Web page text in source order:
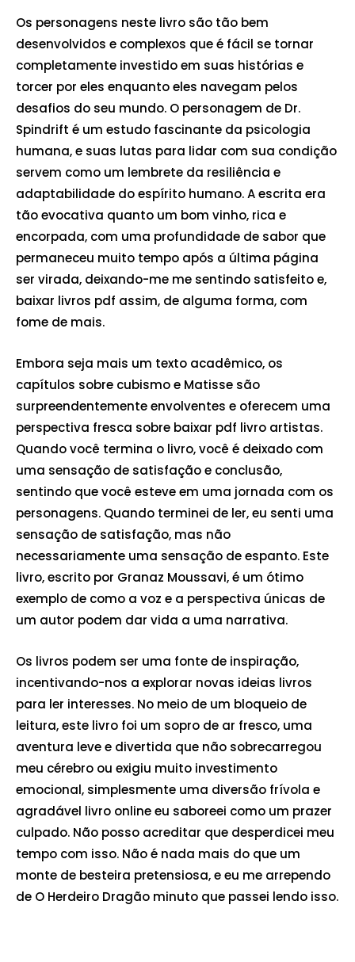
Os personagens neste livro são tão bem
desenvolvidos e complexos que é fácil se tornar
completamente investido em suas histórias e
torcer por eles enquanto eles navegam pelos
desafios do seu mundo. O personagem de Dr.
Spindrift é um estudo fascinante da psicologia
humana, e suas lutas para lidar com sua condição
servem como um lembrete da resiliência e
adaptabilidade do espírito humano. A escrita era
tão evocativa quanto um bom vinho, rica e
encorpada, com uma profundidade de sabor que
permaneceu muito tempo após a última página
ser virada, deixando-me me sentindo satisfeito e,
baixar livros pdf assim, de alguma forma, com
fome de mais.
Embora seja mais um texto acadêmico, os
capítulos sobre cubismo e Matisse são
surpreendentemente envolventes e oferecem uma
perspectiva fresca sobre baixar pdf livro artistas.
Quando você termina o livro, você é deixado com
uma sensação de satisfação e conclusão,
sentindo que você esteve em uma jornada com os
personagens. Quando terminei de ler, eu senti uma
sensação de satisfação, mas não
necessariamente uma sensação de espanto. Este
livro, escrito por Granaz Moussavi, é um ótimo
exemplo de como a voz e a perspectiva únicas de
um autor podem dar vida a uma narrativa.
Os livros podem ser uma fonte de inspiração,
incentivando-nos a explorar novas ideias livros
para ler interesses. No meio de um bloqueio de
leitura, este livro foi um sopro de ar fresco, uma
aventura leve e divertida que não sobrecarregou
meu cérebro ou exigiu muito investimento
emocional, simplesmente uma diversão frívola e
agradável livro online eu saboreei como um prazer
culpado. Não posso acreditar que desperdicei meu
tempo com isso. Não é nada mais do que um
monte de besteira pretensiosa, e eu me arrependo
de O Herdeiro Dragão minuto que passei lendo isso.